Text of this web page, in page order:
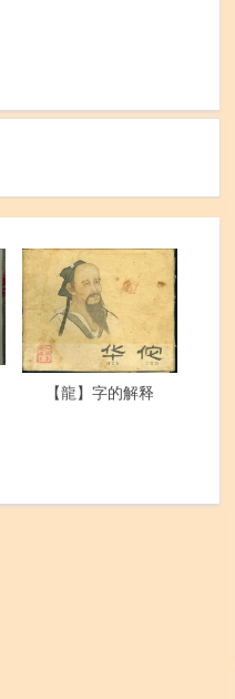
【龍】字的解释